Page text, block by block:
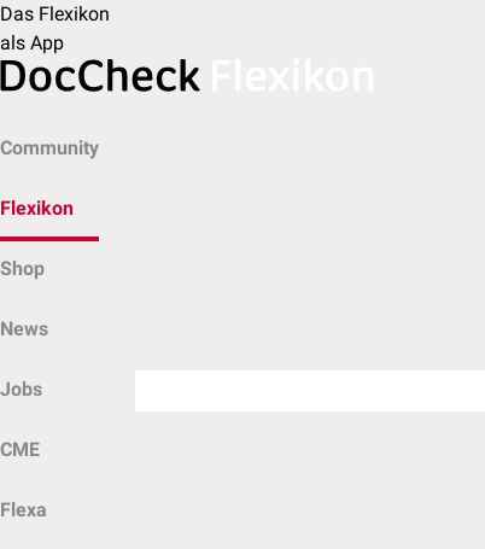
Das Flexikon
als App
Community
Flexikon
Shop
News
Jobs
CME
Flexa